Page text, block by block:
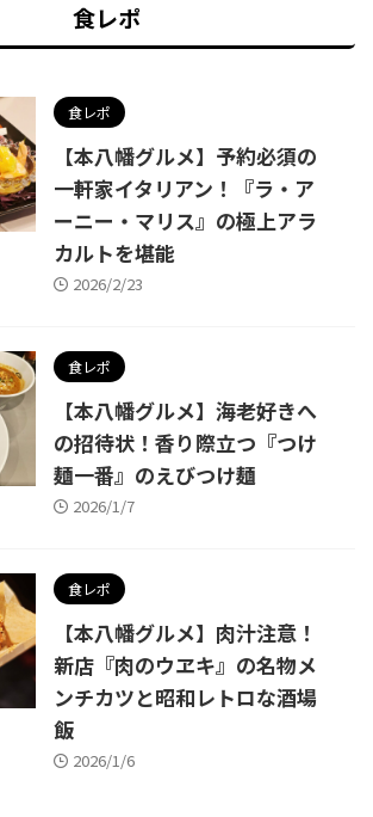
食レポ
食レポ
【本八幡グルメ】予約必須の
一軒家イタリアン！『ラ・ア
ーニー・マリス』の極上アラ
カルトを堪能
2026/2/23
食レポ
【本八幡グルメ】海老好きへ
の招待状！香り際立つ『つけ
麺一番』のえびつけ麺
2026/1/7
食レポ
【本八幡グルメ】肉汁注意！
新店『肉のウヱキ』の名物メ
ンチカツと昭和レトロな酒場
飯
2026/1/6